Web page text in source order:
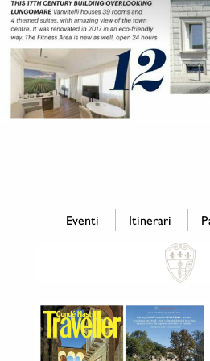
Eventi Itinerari